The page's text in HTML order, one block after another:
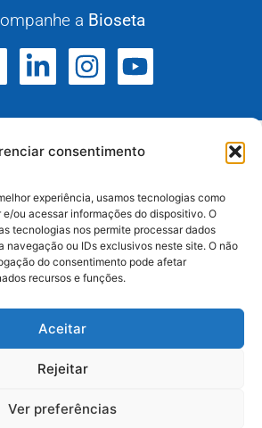
consentimento
experiência, usamos tecnologias como
ou acessar informações do dispositivo. O
tecnologias nos permite processar dados
navegação ou IDs exclusivos neste site. O não
do consentimento pode afetar
recursos e funções.
Aceitar
Rejeitar
Ver preferências
a Bioseta
Grande do Sul, Santa Catarina e
Paraná.
RS: (54) 3698-9988
(41) 3542-2773
Catarina: (47) 3170-3560